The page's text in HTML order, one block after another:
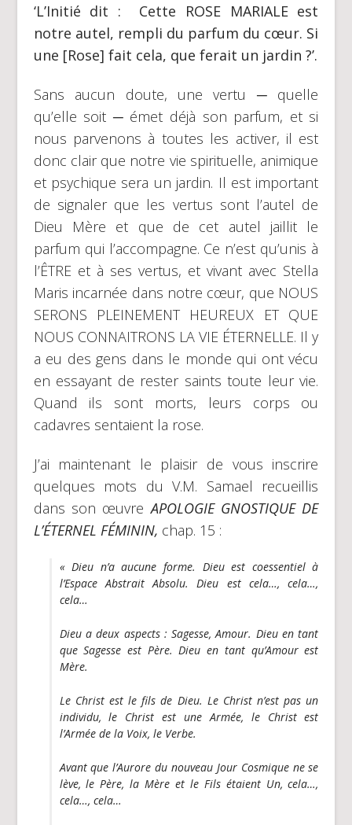
‘L’Initié dit : Cette ROSE MARIALE est
notre autel, rempli du parfum du cœur. Si
une [Rose] fait cela, que ferait un jardin ?’.
Sans aucun doute, une vertu ─ quelle
qu’elle soit ─ émet déjà son parfum, et si
nous parvenons à toutes les activer, il est
donc clair que notre vie spirituelle, animique
et psychique sera un jardin. Il est important
de signaler que les vertus sont l’autel de
Dieu Mère et que de cet autel jaillit le
parfum qui l’accompagne. Ce n’est qu’unis à
l’ÊTRE et à ses vertus, et vivant avec Stella
Maris incarnée dans notre cœur, que NOUS
SERONS PLEINEMENT HEUREUX ET QUE
NOUS CONNAITRONS LA VIE ÉTERNELLE. Il y
a eu des gens dans le monde qui ont vécu
en essayant de rester saints toute leur vie.
Quand ils sont morts, leurs corps ou
cadavres sentaient la rose.
J’ai maintenant le plaisir de vous inscrire
quelques mots du V.M. Samael recueillis
dans son œuvreAPOLOGIE GNOSTIQUE DE
L’ÉTERNEL FÉMININ, chap. 15 :
« Dieu n’a aucune forme. Dieu est coessentiel à
l’Espace Abstrait Absolu. Dieu est cela…, cela…,
cela…
Dieu a deux aspects : Sagesse, Amour. Dieu en tant
que Sagesse est Père. Dieu en tant qu’Amour est
Mère.
Le Christ est le fils de Dieu. Le Christ n’est pas un
individu, le Christ est une Armée, le Christ est
l’Armée de la Voix, le Verbe.
Avant que l’Aurore du nouveau Jour Cosmique ne se
lève, le Père, la Mère et le Fils étaient Un, cela…,
cela…, cela…